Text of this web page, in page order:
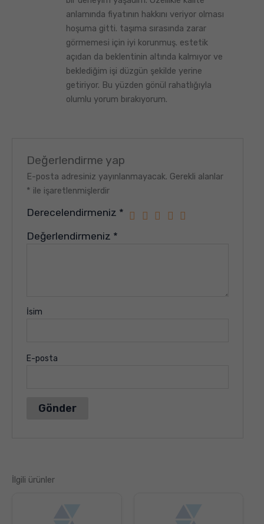
anlamında fiyatının hakkını veriyor olması
hoşuma gitti. taşıma sırasında zarar
görmemesi için iyi korunmuş. estetik
açıdan da beklentinin altında kalmıyor ve
beklediğim işi düzgün şekilde yerine
getiriyor. Bu yüzden gönül rahatlığıyla
olumlu yorum bırakıyorum.
Değerlendirme yap
E-posta adresiniz yayınlanmayacak. Gerekli alanlar
* ile işaretlenmişlerdir
Derecelendirmeniz *
Değerlendirmeniz *
İsim
E-posta
İlgili ürünler